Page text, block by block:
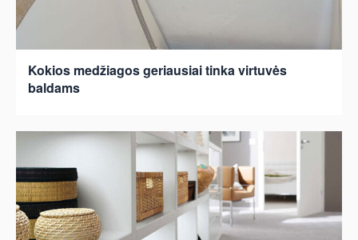
Kokios medžiagos geriausiai tinka virtuvės
baldams